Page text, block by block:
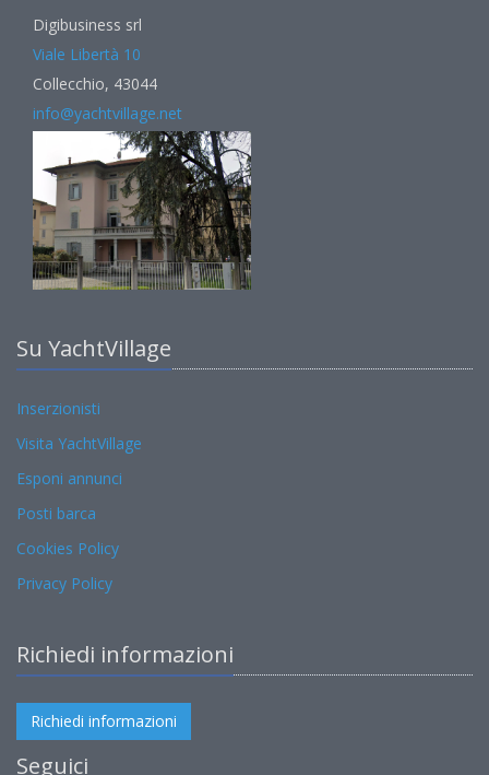
Digibusiness srl
Viale Libertà 10
Collecchio, 43044
info@yachtvillage.net
Su YachtVillage
Inserzionisti
Visita YachtVillage
Esponi annunci
Posti barca
Cookies Policy
Privacy Policy
Richiedi informazioni
Richiedi informazioni
Seguici